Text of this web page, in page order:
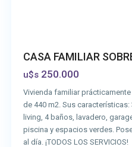
CASA FAMILIAR
u$s250.000
Vivienda familiar
de 440 m2. Sus
living, 4 baños, lavadero,
piscina y espacios verdes.
al día. ¡TODOS LOS SERVICIOS!